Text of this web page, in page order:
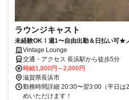
ラウンジキャスト
未経験OK！週1〜自由出勤＆日払い可★
Vintage Lounge
交通・アクセス 長浜駅から徒歩5分
時給1,800円～2,000円
滋賀県長浜市
勤務時間詳細 20:30〜翌3:00（平日は
めいただけます！